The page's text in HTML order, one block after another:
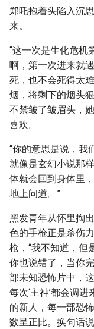
郑吒抱着头陷入沉
来。
“这一次是生化危机
啊，第一次进来就
死，也不会死得太
烟，将剩下的烟头
不禁皱了皱眉头，
喜欢。
“你的意思是说，我
就像是玄幻小说那
体就会回到身体里
地上问道。”
黑发青年从怀里掏
色的手枪正是杀伤
枪，“我不知道，但
你也说错了，当你
部未知恐怖片中，
每次‘主神’都会调
的新人，每一部恐
数呈正比。换句话